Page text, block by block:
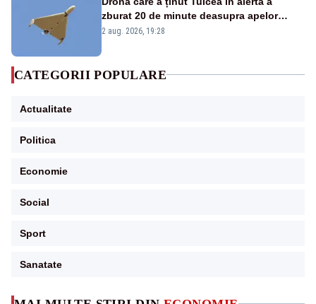
zburat 20 de minute deasupra apelor
României. Au fost ridicate două F-16
2 aug. 2026, 19:28
CATEGORII POPULARE
Actualitate
Politica
Economie
Social
Sport
Sanatate